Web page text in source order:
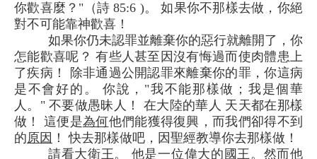
你歡喜麼？"（詩 85:6 )。 如果你不那樣去做，你絕
對不可能靠神歡喜！
如果你仍未認罪並離棄你的惡行就離開了，你
怎能歡喜呢？ 有些人甚至因沒有悔過而使肉體患上
了疾病！ 除非通過公開認罪來離棄你的罪，你這病
是不會好的。 你說，"我不能那樣做；我是個華
人。" 不要做愚昧人！ 在大陸的華人 天天都在那樣
做！ 這便是為何他們能獲得復興，而我們卻得不到
的原因 ！ 快去那樣做吧，因聖經教導你去那樣做！
請看大衛王。 他是一位偉大的國王。然而他